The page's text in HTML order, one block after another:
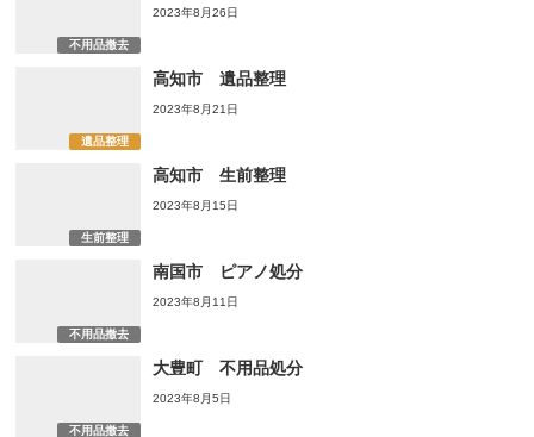
不用品撤去
2023年8月26日
遺品整理
高知市 遺品整理
2023年8月21日
生前整理
高知市 生前整理
2023年8月15日
不用品撤去
南国市 ピアノ処分
2023年8月11日
不用品撤去
大豊町 不用品処分
2023年8月5日